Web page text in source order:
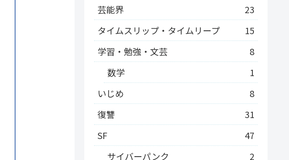
芸能界
23
タイムスリップ・タイムリープ
15
学習・勉強・文芸
8
数学
1
いじめ
8
復讐
31
SF
47
サイバーパンク
2